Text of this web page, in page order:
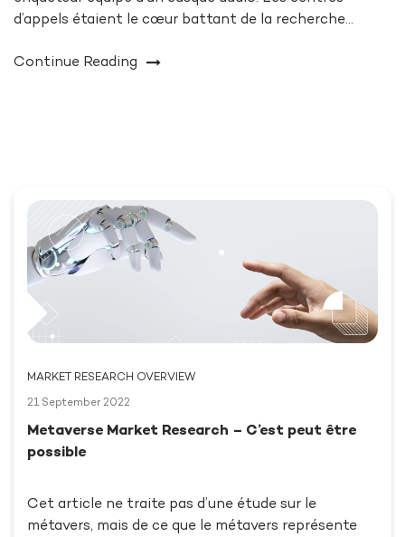
d’appels étaient le cœur battant de la recherche…
Continue Reading
MARKET RESEARCH OVERVIEW
21 September 2022
Metaverse Market Research – C’est peut être
possible
Cet article ne traite pas d’une étude sur le
métavers, mais de ce que le métavers représente